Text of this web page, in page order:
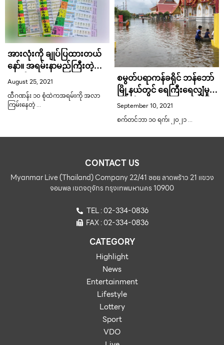
အားလုံးကို ချုပ်ပြထားတယ်
နော်။ အရမ်းနာမည်ကြီးတဲ့
ဂဏန်း ၁၀ လုံး ၁ ရက်နေ့ ၉
လပိုင်း ၂၀၂၁ အတွက်
သေချာလေးကြည့်နော်။ ၂
August 25, 2021
ထီဂဏန်း ၁၀ စုံထဲကအရမ်းကို အလာ
ကြမ်းနေတဲ့ …
စမွတ်ပရာကန်ခရိုင် ဘန်ဘော်
မြို့နယ်တွင် ရေကြီးရေလျှံမှု
နှင့်ရင်ဆိုင်နေရ
September 10, 2021
စက်တင်ဘာ ၁၀ ရက်၊ ၂၀၂၁ …
CONTACT US
Myanmar Live (Thailand) Company 22/41 ซอย ลาดพร้าว 21 แขวง
จอมพล เขตจตุจักร กรุงเทพมหานคร 10900
TEL : 02-334-0836
FAX : 02-334-0836
CATEGORY
Highlight
News
Entertainment
Lifestyle
Lottery
Sport
VDO